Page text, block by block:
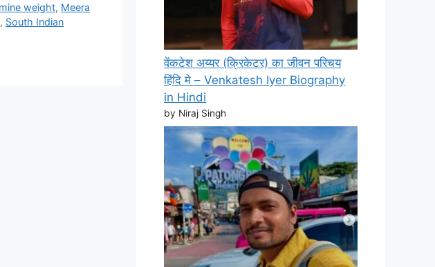
weight, Meera
, South Indian
वेंकटेश अय्यर (क्रिकेटर) का जीवन परिचय
हिंदि मे – Venkatesh Iyer Biography
in Hindi
by Niraj Singh